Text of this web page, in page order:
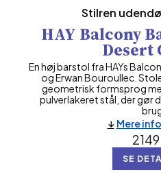
Stilren
HAY Balcony
Desert
En høj barstol fra HAYs
og Erwan Bouroullec.
geometrisk formsprog
pulverlakeret stål, der gør
2149
SE
Mere